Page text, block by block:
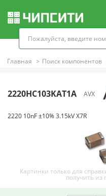
Главная Поиск компонентов
2220HC103KAT1A AVX
2220 10nF ±10% 3.15kV X7R
Картинки только для
получить из